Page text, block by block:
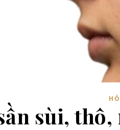
sùi,